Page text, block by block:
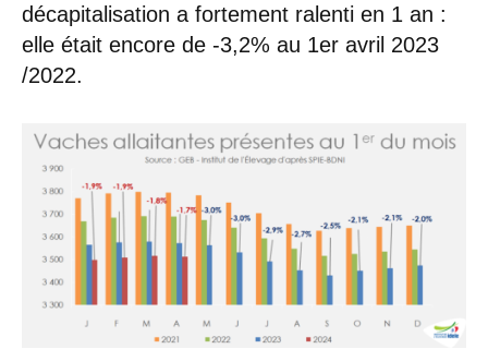
décapitalisation a fortement ralenti en 1 an :
elle était encore de -3,2% au 1er avril 2023
/2022.